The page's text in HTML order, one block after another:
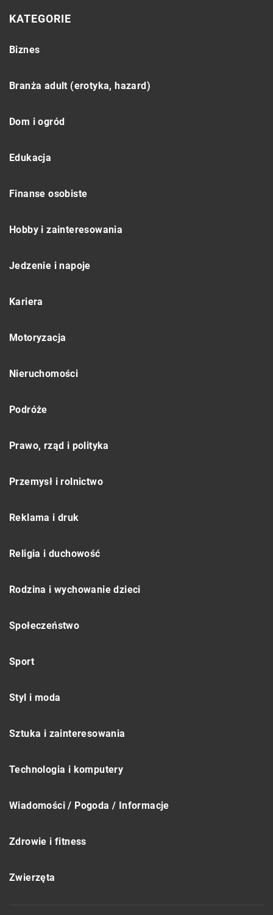
KATEGORIE
Biznes
Branża adult (erotyka, hazard)
Dom i ogród
Edukacja
Finanse osobiste
Hobby i zainteresowania
Jedzenie i napoje
Kariera
Motoryzacja
Nieruchomości
Podróże
Prawo, rząd i polityka
Przemysł i rolnictwo
Reklama i druk
Religia i duchowość
Rodzina i wychowanie dzieci
Społeczeństwo
Sport
Styl i moda
Sztuka i zainteresowania
Technologia i komputery
Wiadomości / Pogoda / Informacje
Zdrowie i fitness
Zwierzęta